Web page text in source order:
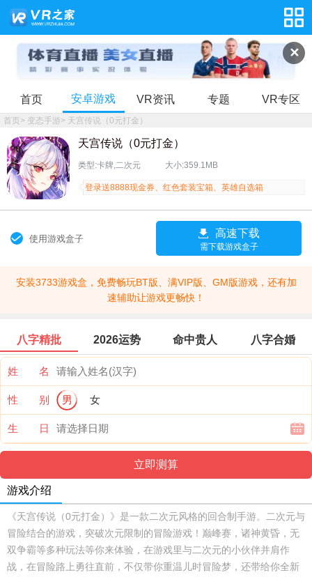
✕
首页 安卓游戏 VR资讯 专题 VR专区
首页> 变态手游> 天宫传说（0元打金）
天宫传说（0元打金）
类型:卡牌,二次元 大小:359.1MB
登录送8888现金券、红色套装宝箱、英雄自选箱
使用游戏盒子 高速下载
需下载游戏盒子
安装3733游戏盒，免费畅玩BT版、满VIP版、GM版游戏，还有加
速辅助让游戏更畅快！
八字精批 2026运势 命中贵人 八字合婚
姓 名
性 别 男 女
生 日
游戏介绍
《天宫传说（0元打金）》是一款二次元风格的回合制手游。二次元与
冒险结合的游戏，突破次元限制的冒险游戏！巅峰赛，诸神黄昏，无
双争霸等多种玩法等你来体验，在游戏里与二次元的小伙伴并肩作
战，在冒险路上勇往直前，不仅带你重温儿时冒险梦，还带给你全新